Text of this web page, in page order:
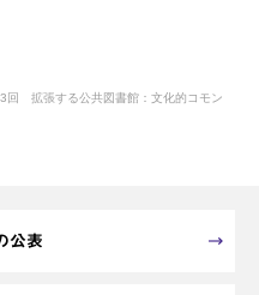
3回 拡張する公共図書館：文化的コモン
公表